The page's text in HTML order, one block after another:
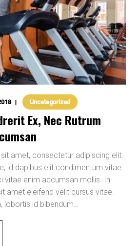
Uncategorized
Ex, Nec Rutrum
amet, consectetur adipiscing elit.
id dapibus elit condimentum vitae.
vitae enim accumsan mollis. In
amet eleifend velit cursus vitae.
id bibendum…